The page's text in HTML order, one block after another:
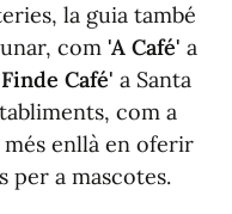
la guia també
com 'A Café' a
Café' a Santa
com a
més enllà en oferir
per a mascotes.